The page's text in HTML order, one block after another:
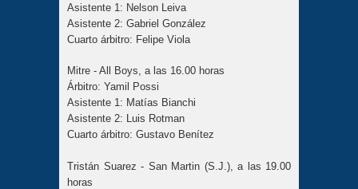
Asistente 1: Nelson Leiva
Asistente 2: Gabriel González
Cuarto árbitro: Felipe Viola
Mitre - All Boys, a las 16.00 horas
Árbitro: Yamil Possi
Asistente 1: Matías Bianchi
Asistente 2: Luis Rotman
Cuarto árbitro: Gustavo Benítez
Tristán Suarez - San Martin (S.J.), a las 19.00
horas